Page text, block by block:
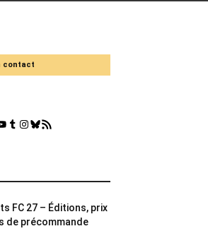
contact
Tumblr
Instagram
Bluesky
GestGame
FC 27 – Éditions, prix
de précommande